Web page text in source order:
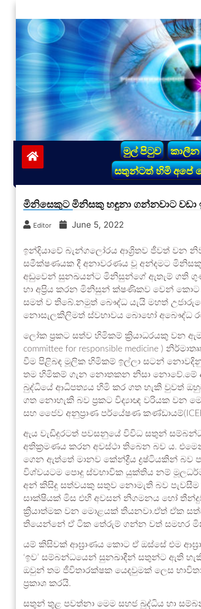
to
content
vinivida.lk
මුල් පිටුව
සතුන්ටත් හිමි අපේ
මිනිසෙකුට මිනිසකු හඳුනා ගන්නවාට
Editor June 5, 2022
ඉන්දියාවේ බැන්ගලෝරය ආශ්‍රිතව ජීවත් වන
සමීක්ෂණයක දී අනාවරණය වූ අන්දමට
අඩුවෙන් සුනඛයන්ට මිනිසුන්ගේ ඇතැම් ගති
හා අප්‍රිය කරන මිනිසුන් ක්ෂණිකව වෙන් කොට
සමත් ව තිබේ.නමුත් බෞද්ධ යැයි මහත්
නොසැලකිලිමත් ස්වභාවය බොහෝ අබෞද්ධ
ලෝක ප්‍රකට සත්ව හිමිකම් ක්‍රියාධරයකු වන
committee for responsible medicine )
වීම පිළිබඳ මූලික හිමිකම් ඉල්ලා සටන්
තම හිමිකම් ගැන නොතකන නිසා නොවේ.මේ
බුද්ධියේ ආධිපත්‍යය හිමි කර ගත හැකි වුවත්
ගත නොහැකි බව ප්‍රකට විද්‍යාඥ වරියක වන
සහ ජෛව අනුප්‍රාණ පර්යේෂණ
ඇය වැඩිදුරටත් පවසනුයේ විවිධ සතුන්
අතික්‍රමණය කරන අවස්ථා තිබෙන බව ය.
ගෙන ඇත්තේ මානව කේන්ද්‍රීය ද්‍රෂ්ටියකින්
විශ්වයටම පොදු ස්වභාවික යුක්තිය නම්
අන් කිසිදු සත්වයකු සතුව නොමැති බව
සාක්ෂියක් මිස එහි අවසන් නිගමනය හෝ
ක්‍රියාත්මක වන මොළයක් තියනවා.ඒත් ඒක
තියෙන්නේ ඒ ටික තේරුම් ගන්න වත් සමහර
යම් කිසිවක් ආඝ්‍රාණය කොට ඒ ඔස්සේ එම
‘ඉව’ සම්බන්ධයෙන් සුනඛාදීන් සතුන්ට ඇති
ඔවුන් තම ජීවිතාරක්ෂක යෙදවුමක් ලෙස
ප්‍රකාශ කරයි.
සතුන් තුළ පවත්නා මෙම සහජ බුද්ධිය හා